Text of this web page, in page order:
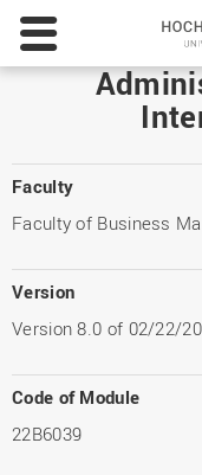
Faculty
Faculty of Business
Version
Version 8.0 of 02/22/
Code of Module
22B6039